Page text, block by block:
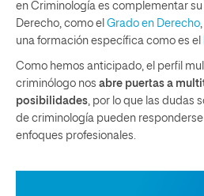
en Criminología es complementar
Derecho, como el Grado en Derecho
una formación específica como es el
Como hemos anticipado, el perfil
criminólogo nos abre puertas a
posibilidades, por lo que las dudas
de criminología pueden
enfoques profesionales.